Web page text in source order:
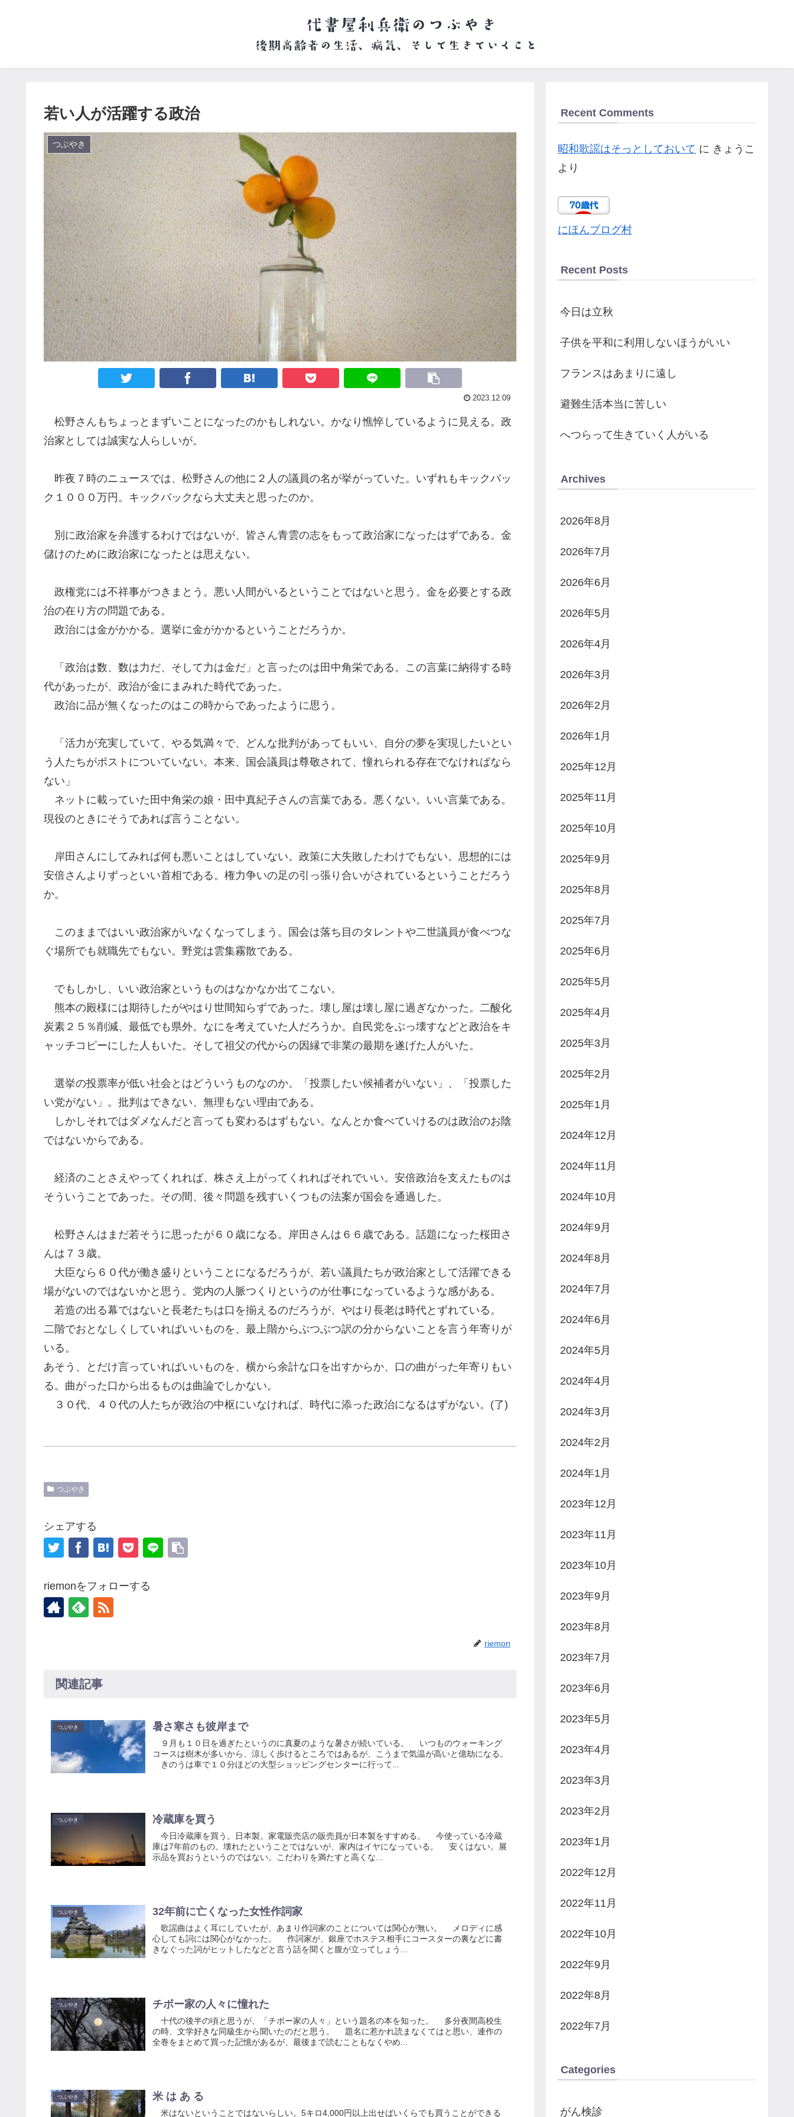
若い人が活躍する政治
つぶやき
2023.12.09
松野さんもちょっとまずいことになったのかもしれない。 かなり憔悴しているように見える。政
治家としては誠実な人らしいが。
昨夜７時のニュース では、 松野さんの他に２人 の議員の名が挙がっていた。いずれもキックバッ
ク１０００万円。 キックバック なら大丈夫と思ったのか。
別に政治家を弁護するわけではないが、皆さん青雲の志をもって政治家になったはずである。金
儲けのために政治家になったとは思えない。
政権党には不祥事がつ きまとう。悪い人間がいるということではないと思う 。金を必要とする政
治の在り方の問題である。
政治には金がかかる。選挙に金がかかるということだろうか。
「政治は数、数は力だ、そして力は金だ」
と言ったのは田中角栄である。この言葉に納得する時
代があったが、 政治が金にまみれた時代であった。
政治に品が無くなったのはこの時からであったように思う。
「活力が充実していて、やる気満々で、どんな批判があってもいい、自分の夢を実現したいとい
う人たちがポストについていない。本来、国会議員は尊敬されて、憧れられる存在でなければなら
ない」
ネットに載っていた田中角栄の娘・田中真紀子さんの言葉である。悪くない。いい言葉である。
現役のときにそう であれば言うことない。
岸田さんにしてみれば何も悪いことはしていない。 政策に大失敗したわけでもない。思想的には
安倍さんよりずっといい首相である。 権力争いの足の引っ張り合いがされているということだろう
か。
このままではいい政治家がいなくなってしまう。 国会は落ち目のタレントや二世議員が食べつな
ぐ場所でも就職先でもない。 野党は雲集霧散である。
でもしかし、いい政治家というものはなかなか出てこない。
熊本の殿様には期待したがやはり世間知らずであった。 壊し屋は壊し屋に過ぎなかった。 二酸化
炭素２５％削減、最低でも県外。なにを考えていた人だろうか。 自 民党をぶっ壊すなどと 政治をキ
ャッチコピーにした人もいた。 そして祖父の代からの因縁で非業の最期を遂げた人がいた。
選挙の投票率が低い社会とは どういうものなのか。「 投票したい候補者がいない」、「 投票した
い党がない」 。 批判はできない、 無理もない理由である。
しかし それではダメなんだと言っても変わるはずもない。 なんとか食べていけるのは政治のお陰
ではないからである。
経済のことさえやってくれれば、株さえ上がってくれればそれでいい。安倍政治を支えたものは
そういうことであった。その間 、後々問題を残すいくつもの法案が国会を通過した。
松野さんはまだ若そうに思ったが６０歳になる。岸田さんは６６歳である。話題になった桜田さ
んは７３歳。
大臣なら６０代が働き盛りということになるだろうが、若い議員たちが政治家として活躍できる
場がないのではないかと思う。党内の人脈つくりというのが仕事になっているような感がある。
若造の出る幕ではないと長老たちは口を揃えるのだろうが、やはり長老は時代とずれている。
二階でおとなしくしていればいいものを、最上階からぶつぶつ訳の分からないことを言う年寄りが
いる。
あそう、とだけ言っていればいいものを、横から余計な口を出すからか、口の曲がった年寄りもい
る。曲がった口から出るものは曲論でしかない。
３０代、４０代の人たちが政治の中枢にいなければ、時代に添った政治になるはずがない。 (了)
つぶやき
シェアする
riemonをフォローする
riemon
関連記事
つぶやき 暑さ寒さも彼岸まで
９月も１０日を過ぎたというのに真夏のような暑さが続いている。 いつものウォーキング
コースは樹木が多いから、涼しく歩けるところではあるが、こうまで気温が高いと億劫になる。
きのうは車で１０分ほどの大型ショッピングセンターに行って...
つぶやき 冷蔵庫を買う
今日冷蔵庫を買う。日本製。家電販売店の販売員が日本製をすすめる。 今使っている冷蔵
庫は7年前のもの。壊れたということではないが、家内はイヤになっている。 安くはない。展
示品を買おうというのではない。こだわりを満たすと高くな...
つぶやき 32年前に亡くなった女性作詞家
歌謡曲はよく耳にしていたが、あまり作詞家のことについては関心が無い。 メロディに感
心しても詞には関心がなかった。 作詞家が、銀座でホステス相手にコースターの裏などに書
きなぐった詞がヒットしたなどと言う話を聞くと腹が立ってしょう...
つぶやき チボー家の人々に憧れた
十代の後半の頃と思うが、「チボー家の人々」という題名の本を知った。 多分夜間高校生
の時、文学好きな同級生から聞いたのだと思う。 題名に惹かれ読まなくてはと思い、連作の
全巻をまとめて買った記憶があるが、最後まで読むこともなくやめ...
つぶやき 米 は あ る
米はないということではないらしい。5キロ4,000円以上出せばいくらでも買うことができる
Recent Comments
昭和歌謡はそっとしておいて に きょうこ
より
にほんブログ村
Recent Posts
今日は立秋
子供を平和に利用しないほうがいい
フランスはあまりに遠し
避難生活本当に苦しい
へつらって生きていく人がいる
Archives
2026年8月
2026年7月
2026年6月
2026年5月
2026年4月
2026年3月
2026年2月
2026年1月
2025年12月
2025年11月
2025年10月
2025年9月
2025年8月
2025年7月
2025年6月
2025年5月
2025年4月
2025年3月
2025年2月
2025年1月
2024年12月
2024年11月
2024年10月
2024年9月
2024年8月
2024年7月
2024年6月
2024年5月
2024年4月
2024年3月
2024年2月
2024年1月
2023年12月
2023年11月
2023年10月
2023年9月
2023年8月
2023年7月
2023年6月
2023年5月
2023年4月
2023年3月
2023年2月
2023年1月
2022年12月
2022年11月
2022年10月
2022年9月
2022年8月
2022年7月
Categories
がん検診